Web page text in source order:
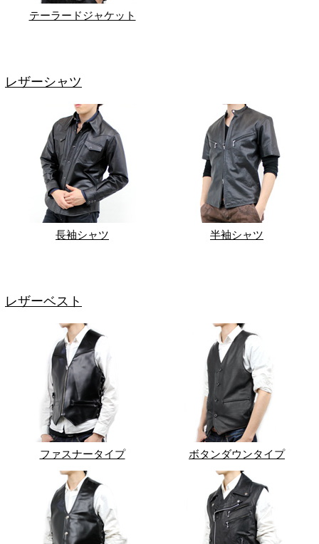
テーラードジャケット
レザーシャツ
長袖シャツ 半袖シャツ
レザーベスト
ファスナータイプ ボタンダウンタイプ